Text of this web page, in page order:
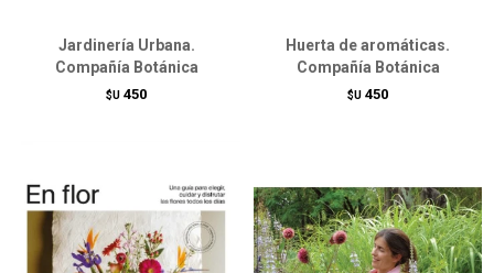
Jardinería Urbana.
Compañía Botánica
$U 450
Huerta de aromáticas.
Compañía Botánica
$U 450